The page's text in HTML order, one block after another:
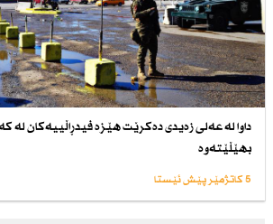
داوا لە عەلی زەیدی دەكرێت هێزە فیدڕاڵییەكان لە
بهێڵێتەوە
5 کاتژمێر پێش ئێستا